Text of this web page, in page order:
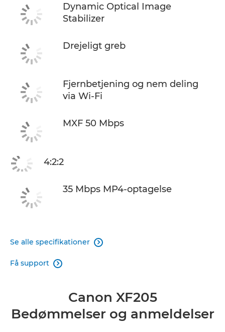
Dynamic Optical Image
Stabilizer
Drejeligt greb
Fjernbetjening og nem deling
via Wi-Fi
MXF 50 Mbps
4:2:2
35 Mbps MP4-optagelse
Se alle specifikationer 
Få support 
Canon XF205
Bedømmelser og anmeldelser